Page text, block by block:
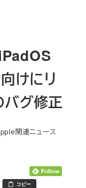
けにリ
バグ修正
リー関連ニュース
コピー